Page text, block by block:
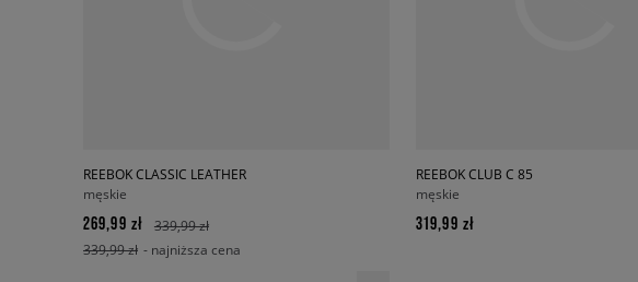
REEBOK CLASSIC LEATHER
męskie
269,99 zł
339,99 zł
339,99 zł - najniższa cena
REEBOK CLUB C 85
męskie
319,99 zł